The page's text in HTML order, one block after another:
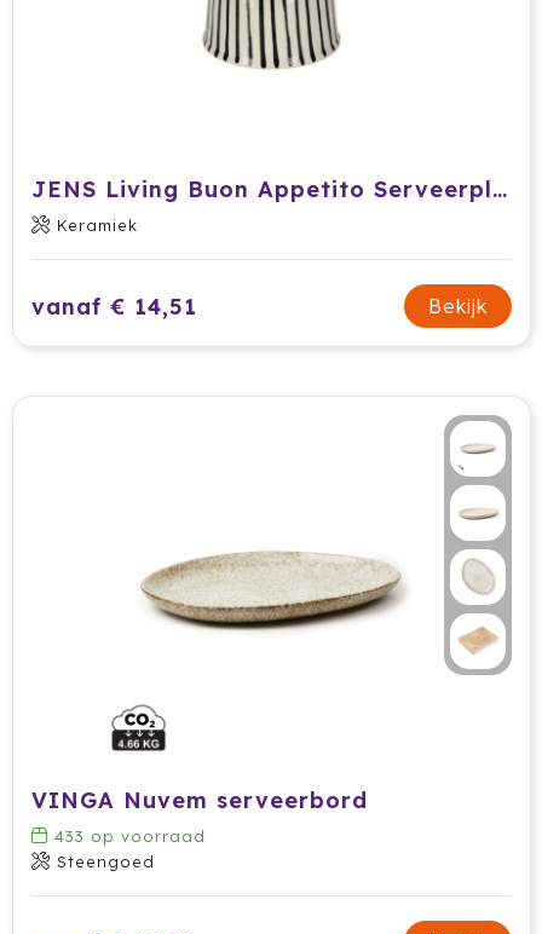
JENS Living Buon Appetito Serveerplateau
Keramiek
vanaf € 14,51 Bekijk
VINGA Nuvem serveerbord
433 op voorraad
Steengoed